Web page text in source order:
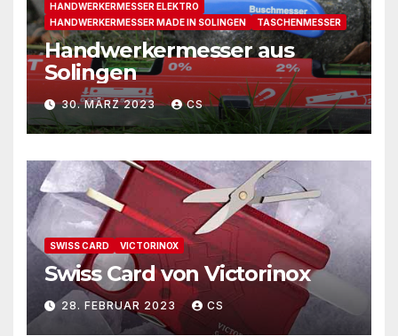
HANDWERKERMESSER ELEKTRO
HANDWERKERMESSER MADE IN SOLINGEN
TASCHENMESSER
Handwerkermesser aus
Solingen
30. MÄRZ 2023 CS
SWISS CARD VICTORINOX
Swiss Card von Victorinox
28. FEBRUAR 2023 CS